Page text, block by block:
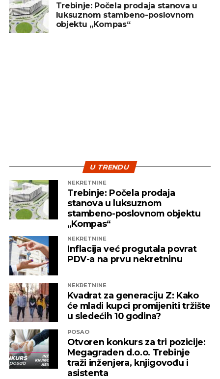
prirodan je dio investicionog procesa. Ulaganje
treba posmatrati kao dugoročan cilj, a ne kao
sredstvo za brzu zaradu. Ključ uspjeha leži u
Trebinje: Počela prodaja stanova u
luksuznom stambeno-poslovnom
objektu „Kompas“
U TRENDU
NEKRETNINE
Trebinje: Počela prodaja
stanova u luksuznom
stambeno-poslovnom objektu
„Kompas“
NEKRETNINE
Inflacija već progutala povrat
PDV-a na prvu nekretninu
NEKRETNINE
Kvadrat za generaciju Z: Kako
će mladi kupci promijeniti tržište
u sledećih 10 godina?
POSAO
Otvoren konkurs za tri pozicije:
Megagraden d.o.o. Trebinje
traži inženjera, knjigovođu i
asistenta